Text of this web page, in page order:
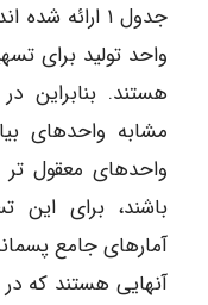
جدول ۱ ارائه
واحد تولید برای
هستند. بنابراین
مشابه واحدهای
باشند، برای
آمارهای جامع